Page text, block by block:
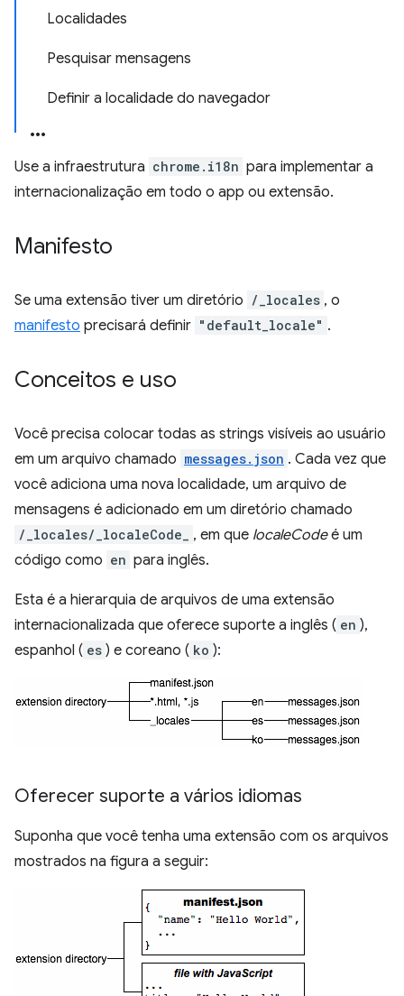
Localidades
Pesquisar mensagens
Definir a localidade do navegador
Use a infraestrutura chrome.i18n para implementar a
internacionalização em todo o app ou extensão.
Manifesto
Se uma extensão tiver um diretório /_locales , o
manifesto precisará definir "default_locale" .
Conceitos e uso
Você precisa colocar todas as strings visíveis ao usuário
em um arquivo chamado messages.json . Cada vez que
você adiciona uma nova localidade, um arquivo de
mensagens é adicionado em um diretório chamado
/_locales/_localeCode_ , em que localeCodeé um
código como en para inglês.
Esta é a hierarquia de arquivos de uma extensão
internacionalizada que oferece suporte a inglês ( en ),
espanhol ( es ) e coreano ( ko ):
Oferecer suporte a vários idiomas
Suponha que você tenha uma extensão com os arquivos
mostrados na figura a seguir: